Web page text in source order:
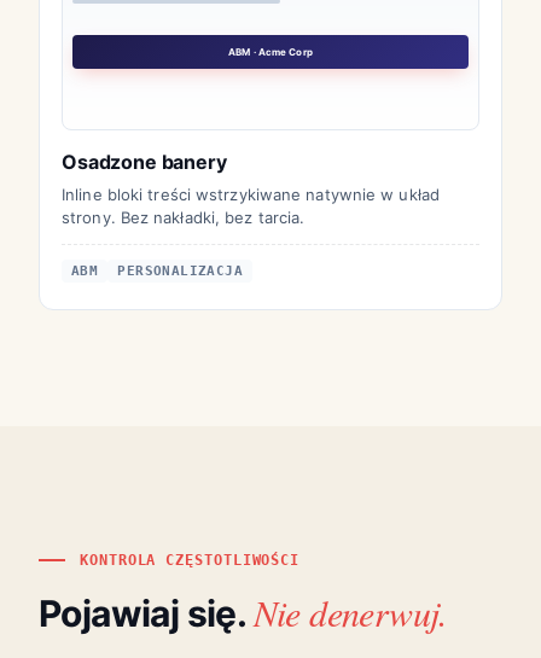
ABM · Acme Corp
Osadzone banery
Inline bloki treści wstrzykiwane natywnie w układ
strony. Bez nakładki, bez tarcia.
ABM PERSONALIZACJA
KONTROLA CZĘSTOTLIWOŚCI
Pojawiaj się. Nie denerwuj.